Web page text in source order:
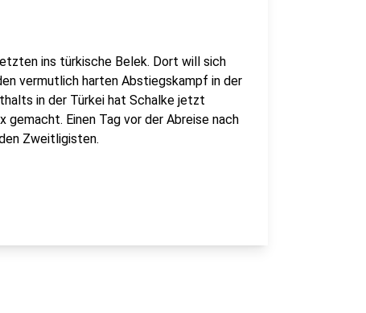
ins türkische Belek. Dort will sich
vermutlich harten Abstiegskampf in der
in der Türkei hat Schalke jetzt
gemacht. Einen Tag vor der Abreise nach
Zweitligisten.